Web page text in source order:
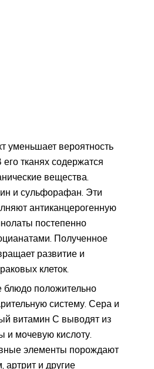
уменьшает вероятность
тканях содержатся
вещества.
и сульфорафан. Эти
антиканцерогенную
постепенно
Полученное
развитие и
клеток.
блюдо положительно
систему. Сера и
витамин С выводят из
и мочевую кислоту.
элементы порождают
артрит и другие